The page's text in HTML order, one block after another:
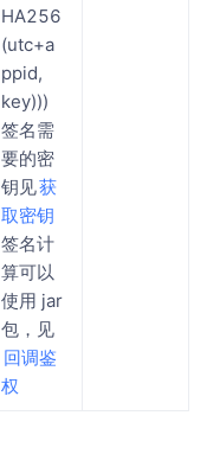
HA256
(utc+a
ppid,
key)))
签名需
要的密
钥见获
取密钥
签名计
算可以
使用 jar
包，见
回调鉴
权